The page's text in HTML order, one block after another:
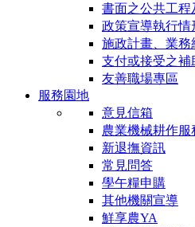
書面之公共工程
政策宣導執行情
施政計畫、業
支付或接受之補
友善職場專區
服務園地
意見信箱
農業機械耕作服
新退撫資訊
常見問答
學午糧申購
其他機關宣導
鮮享農YA